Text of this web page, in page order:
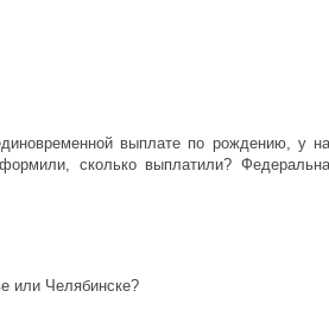
выплате по рождению, у
сколько выплатили?
или Челябинске?